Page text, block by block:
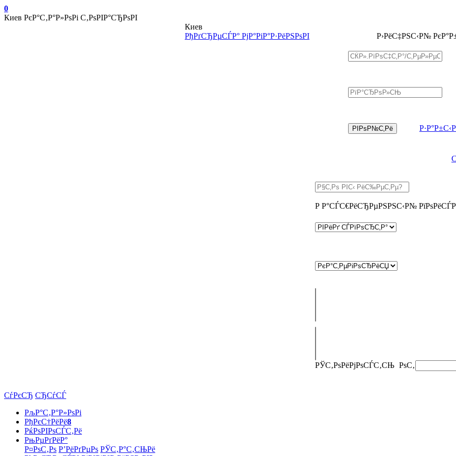
0
Киев РєР°С‚Р°Р»РѕРі С‚РѕРІР°СЂРѕРІ
Киев
РђРґСЂРµСЃР° РјР°РіР°Р·РёРЅРѕРІ
Р›РёС‡РЅС‹Р№
Р Р°СЃС€РёСЂРµРЅРЅС‹Р№
РЎС‚РѕРёРјРѕСЃС‚СЊ РѕС‚
СѓРєСЂ СЂСѓСЃ
РљР°С‚Р°Р»РѕРі
РђРєС†РёРё8
РќРѕРІРѕСЃС‚Рё
РњРµРґРёР°
Р¤РѕС‚Рѕ Р’РёРґРµРѕ РЎС‚Р°С‚СЊРё